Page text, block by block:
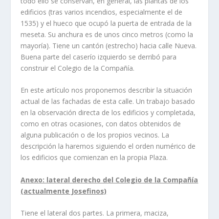
edificios (tras varios incendios, especialmente el de
1535) y el hueco que ocupó la puerta de entrada de la
meseta. Su anchura es de unos cinco metros (como la
mayorí­a). Tiene un cantón (estrecho) hacia calle Nueva.
Buena parte del caserí­o izquierdo se derribó para
construir el Colegio de la Compañí­a.
En este artí­culo nos proponemos describir la situación
actual de las fachadas de esta calle. Un trabajo basado
en la observación directa de los edificios y completada,
como en otras ocasiones, con datos obtenidos de
alguna publicación o de los propios vecinos. La
descripción la haremos siguiendo el orden numérico de
los edificios que comienzan en la propia Plaza.
Anexo: lateral derecho del Colegio de la Compañí­a
(actualmente Josefinos)
Tiene el lateral dos partes. La primera, maciza,